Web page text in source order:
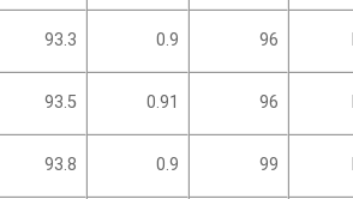
93.3 0.9 96
93.5 0.91 96
93.8 0.9 99